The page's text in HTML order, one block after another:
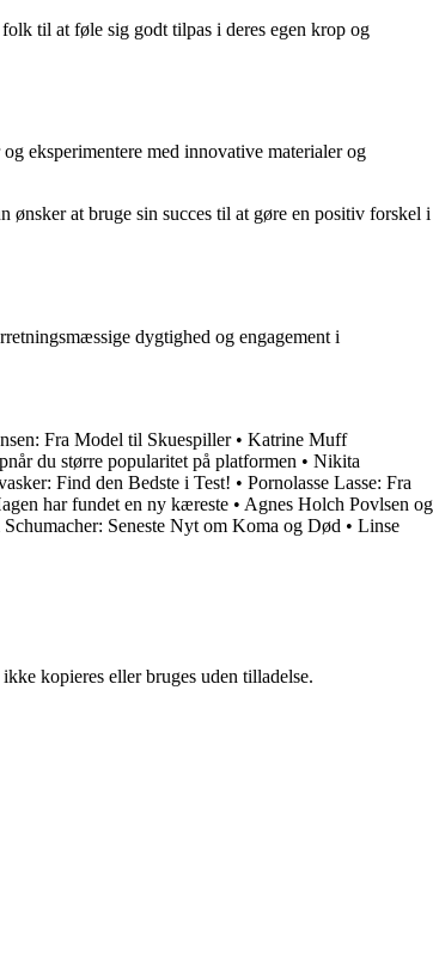
til at føle sig godt tilpas i deres egen krop og
eksperimentere med innovative materialer og
at bruge sin succes til at gøre en positiv forskel i
dygtighed og engagement i
Fra Model til Skuespiller• Katrine Muff
du større popularitet på platformen • Nikita
Find den Bedste i Test! • Pornolasse Lasse: Fra
har fundet en ny kæreste • Agnes Holch Povlsen og
Seneste Nyt om Koma og Død • Linse
kopieres eller bruges uden tilladelse.